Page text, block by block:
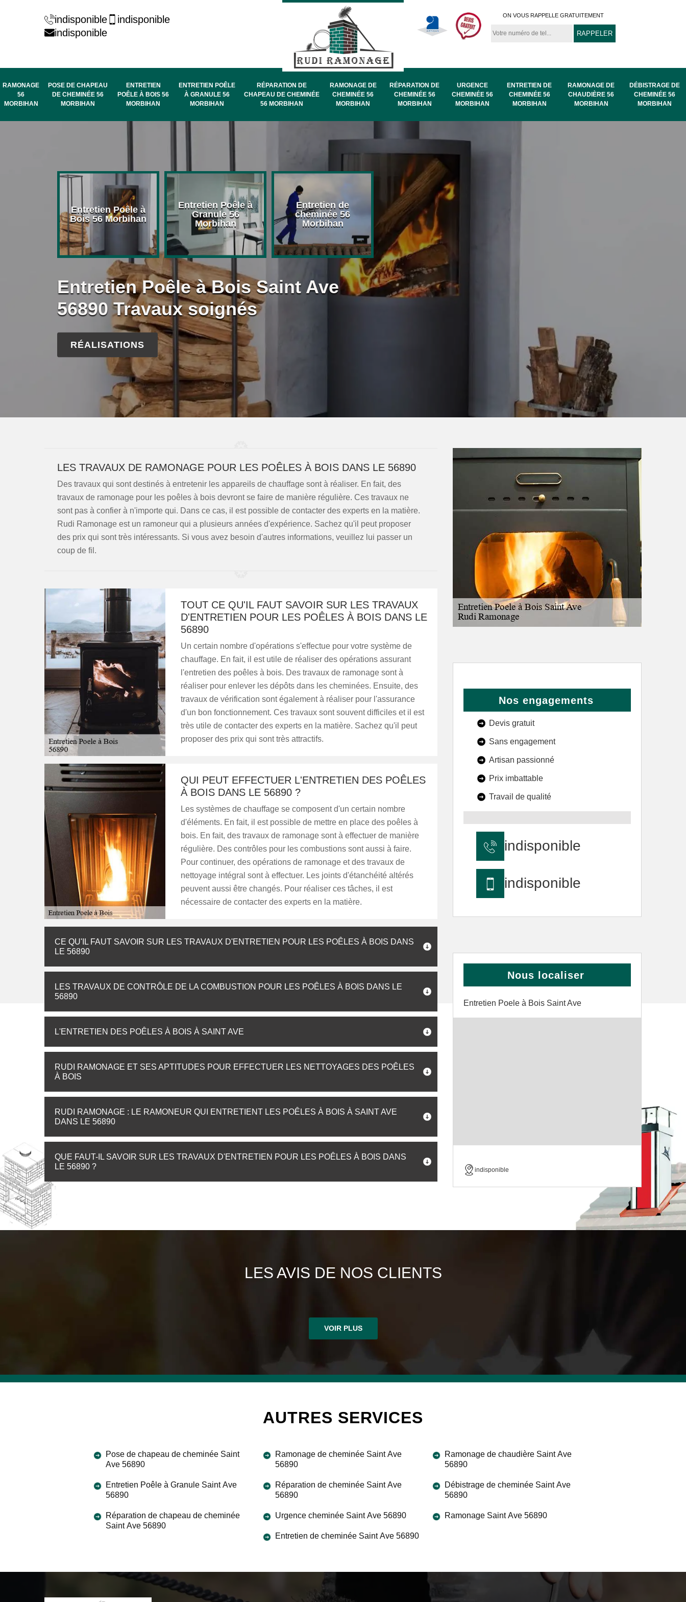
indisponible
indisponible
indisponible
ON VOUS RAPPELLE GRATUITEMENT
RAMONAGE
56
MORBIHAN
POSE DE CHAPEAU
DE CHEMINÉE 56
MORBIHAN
ENTRETIEN
POÊLE À BOIS 56
MORBIHAN
ENTRETIEN POÊLE
À GRANULE 56
MORBIHAN
RÉPARATION DE
CHAPEAU DE CHEMINÉE
56 MORBIHAN
RAMONAGE DE
CHEMINÉE 56
MORBIHAN
RÉPARATION DE
CHEMINÉE 56
MORBIHAN
URGENCE
CHEMINÉE 56
MORBIHAN
ENTRETIEN DE
CHEMINÉE 56
MORBIHAN
RAMONAGE DE
CHAUDIÈRE 56
MORBIHAN
DÉBISTRAGE DE
CHEMINÉE 56
MORBIHAN
Entretien Poêle à
Bois 56 Morbihan
Entretien Poêle à
Granule 56
Morbihan
Entretien de
cheminée 56
Morbihan
Pose de chapeau
de cheminée 56
Morbihan
Entretien Poêle à Bois Saint Ave
56890 Travaux soignés
RÉALISATIONS
LES TRAVAUX DE RAMONAGE POUR LES POÊLES À BOIS DANS LE 56890
Des travaux qui sont destinés à entretenir les appareils de chauffage sont à réaliser. En fait, des
travaux de ramonage pour les poêles à bois devront se faire de manière régulière. Ces travaux ne
sont pas à confier à n'importe qui. Dans ce cas, il est possible de contacter des experts en la matière.
Rudi Ramonage est un ramoneur qui a plusieurs années d'expérience. Sachez qu'il peut proposer
des prix qui sont très intéressants. Si vous avez besoin d'autres informations, veuillez lui passer un
coup de fil.
TOUT CE QU'IL FAUT SAVOIR SUR LES TRAVAUX
D'ENTRETIEN POUR LES POÊLES À BOIS DANS LE
56890
Un certain nombre d'opérations s'effectue pour votre système de
chauffage. En fait, il est utile de réaliser des opérations assurant
l'entretien des poêles à bois. Des travaux de ramonage sont à
réaliser pour enlever les dépôts dans les cheminées. Ensuite, des
travaux de vérification sont également à réaliser pour l'assurance
d'un bon fonctionnement. Ces travaux sont souvent difficiles et il est
très utile de contacter des experts en la matière. Sachez qu'il peut
proposer des prix qui sont très attractifs.
QUI PEUT EFFECTUER L'ENTRETIEN DES POÊLES
À BOIS DANS LE 56890 ?
Les systèmes de chauffage se composent d'un certain nombre
d'éléments. En fait, il est possible de mettre en place des poêles à
bois. En fait, des travaux de ramonage sont à effectuer de manière
régulière. Des contrôles pour les combustions sont aussi à faire.
Pour continuer, des opérations de ramonage et des travaux de
nettoyage intégral sont à effectuer. Les joints d'étanchéité altérés
peuvent aussi être changés. Pour réaliser ces tâches, il est
nécessaire de contacter des experts en la matière.
CE QU'IL FAUT SAVOIR SUR LES TRAVAUX D'ENTRETIEN POUR LES POÊLES À BOIS DANS
LE 56890
LES TRAVAUX DE CONTRÔLE DE LA COMBUSTION POUR LES POÊLES À BOIS DANS LE
56890
L'ENTRETIEN DES POÊLES À BOIS À SAINT AVE
RUDI RAMONAGE ET SES APTITUDES POUR EFFECTUER LES NETTOYAGES DES POÊLES
À BOIS
RUDI RAMONAGE : LE RAMONEUR QUI ENTRETIENT LES POÊLES À BOIS À SAINT AVE
DANS LE 56890
QUE FAUT-IL SAVOIR SUR LES TRAVAUX D'ENTRETIEN POUR LES POÊLES À BOIS DANS
LE 56890 ?
Nos engagements
Devis gratuit
Sans engagement
Artisan passionné
Prix imbattable
Travail de qualité
indisponible
indisponible
Nous localiser
Entretien Poele à Bois Saint Ave
indisponible
LES AVIS DE NOS CLIENTS
VOIR PLUS
AUTRES SERVICES
Pose de chapeau de cheminée Saint
Ave 56890
Entretien Poêle à Granule Saint Ave
56890
Réparation de chapeau de cheminée
Saint Ave 56890
Ramonage de cheminée Saint Ave
56890
Réparation de cheminée Saint Ave
56890
Urgence cheminée Saint Ave 56890
Entretien de cheminée Saint Ave 56890
Ramonage de chaudière Saint Ave
56890
Débistrage de cheminée Saint Ave
56890
Ramonage Saint Ave 56890